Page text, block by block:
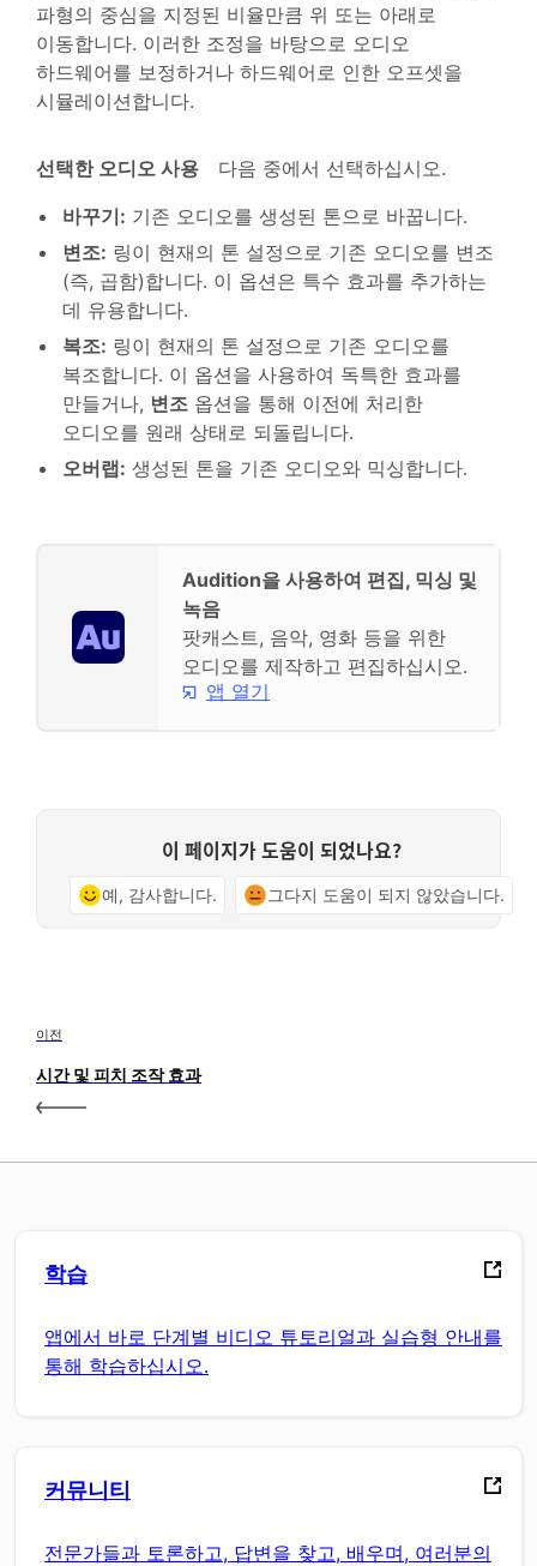
파형의 중심을 지정된 비율만큼 위 또는 아래로
이동합니다. 이러한 조정을 바탕으로 오디오
하드웨어를 보정하거나 하드웨어로 인한 오프셋을
시뮬레이션합니다.
선택한 오디오 사용
다음 중에서 선택하십시오.
바꾸기: 기존 오디오를 생성된 톤으로 바꿉니다.
변조: 링이 현재의 톤 설정으로 기존 오디오를 변조
(즉, 곱함)합니다. 이 옵션은 특수 효과를 추가하는
데 유용합니다.
복조: 링이 현재의 톤 설정으로 기존 오디오를
복조합니다. 이 옵션을 사용하여 독특한 효과를
만들거나, 변조 옵션을 통해 이전에 처리한
오디오를 원래 상태로 되돌립니다.
오버랩: 생성된 톤을 기존 오디오와 믹싱합니다.
Audition을 사용하여 편집, 믹싱 및
녹음
팟캐스트, 음악, 영화 등을 위한
오디오를 제작하고 편집하십시오.
앱 열기
이 페이지가 도움이 되었나요?
예, 감사합니다. 그다지 도움이 되지 않았습니다.
이전
시간 및 피치 조작 효과
학습
앱에서 바로 단계별 비디오 튜토리얼과 실습형 안내를
통해 학습하십시오.
커뮤니티
전문가들과 토론하고, 답변을 찾고, 배우며, 여러분의